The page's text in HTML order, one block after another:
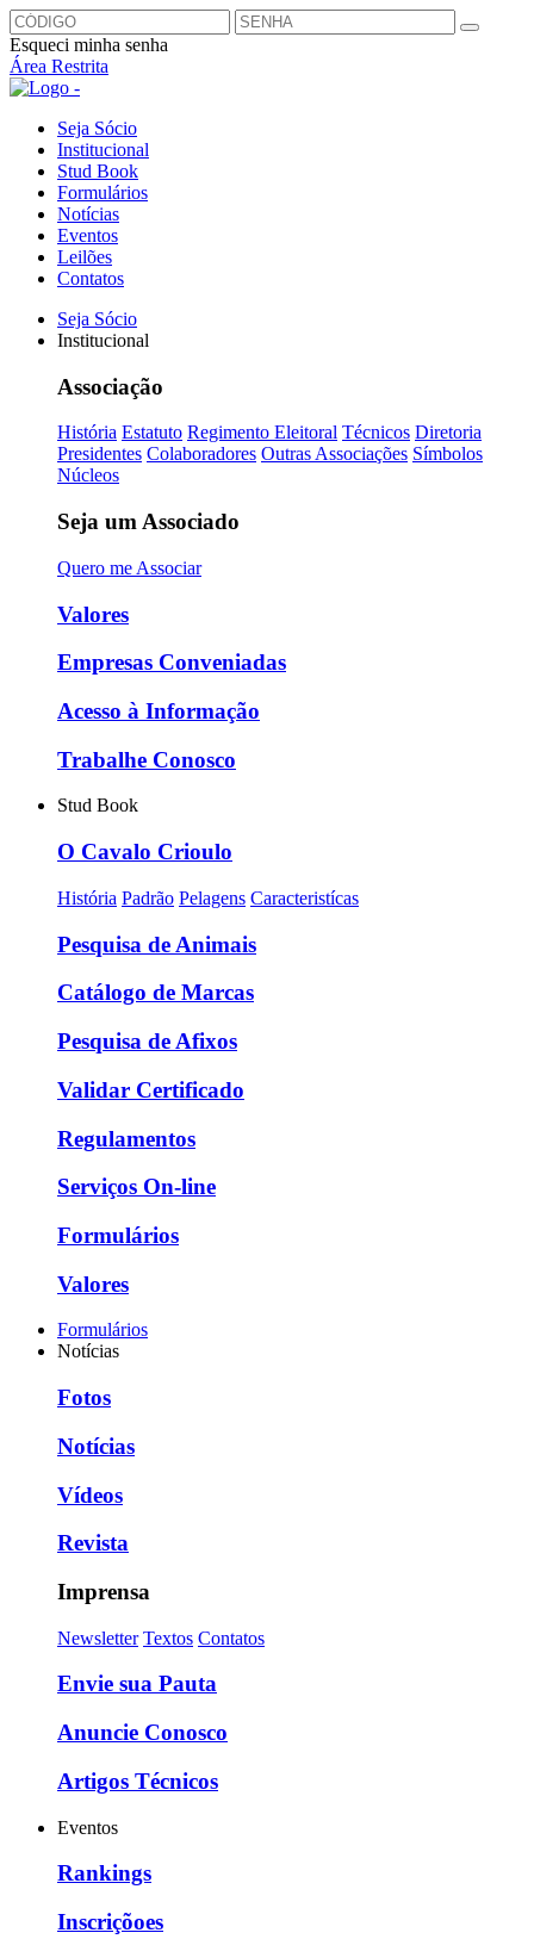
Esqueci minha senha
Área Restrita
Seja Sócio
Institucional
Stud Book
Formulários
Notícias
Eventos
Leilões
Contatos
Seja Sócio
Institucional
Associação
História Estatuto Regimento Eleitoral Técnicos Diretoria
Presidentes Colaboradores Outras Associações Símbolos
Núcleos
Seja um Associado
Quero me Associar
Valores
Empresas Conveniadas
Acesso à Informação
Trabalhe Conosco
Stud Book
O Cavalo Crioulo
História Padrão Pelagens Caracteristícas
Pesquisa de Animais
Catálogo de Marcas
Pesquisa de Afixos
Validar Certificado
Regulamentos
Serviços On-line
Formulários
Valores
Formulários
Notícias
Fotos
Notícias
Vídeos
Revista
Imprensa
Newsletter Textos Contatos
Envie sua Pauta
Anuncie Conosco
Artigos Técnicos
Eventos
Rankings
Inscriçõoes